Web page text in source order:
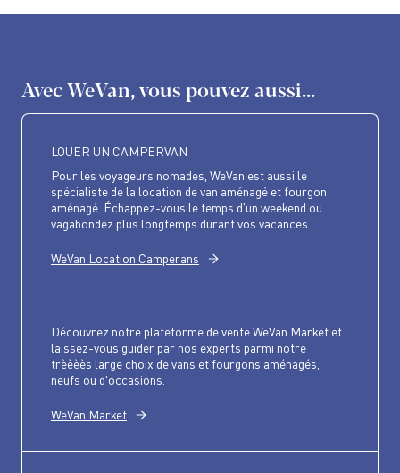
Avec WeVan, vous pouvez aussi...
LOUER UN CAMPERVAN
Pour les voyageurs nomades, WeVan est aussi le
spécialiste de la location de van aménagé et fourgon
aménagé. Échappez-vous le temps d'un weekend ou
vagabondez plus longtemps durant vos vacances.
WeVan Location Camperans
Découvrez notre plateforme de vente WeVan Market et
laissez-vous guider par nos experts parmi notre
trèèèès large choix de vans et fourgons aménagés,
neufs ou d'occasions.
WeVan Market